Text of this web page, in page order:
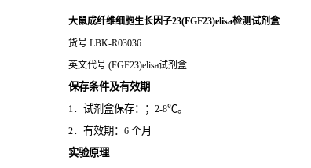
大鼠成纤维细胞生长因子23(FGF23)elisa检测试剂盒
货号:LBK-R03036
英文代号:(FGF23)elisa试剂盒
保存条件及有效期
1．试剂盒保存：； 2-8℃。
2．有效期： 6 个月
实验原理